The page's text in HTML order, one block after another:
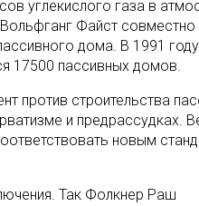
углекислого газа в
Файст
дома. В 1991
17500 пассивных домов.
против строительства
и предрассудках.
новым
Так Фолкнер Раш